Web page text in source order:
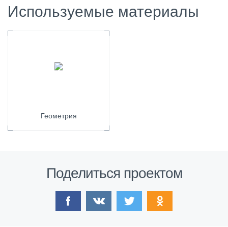
Используемые материалы
Геометрия
Поделиться проектом